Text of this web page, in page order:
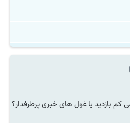
بازدید یا غول های خبری پرطرفدار؟